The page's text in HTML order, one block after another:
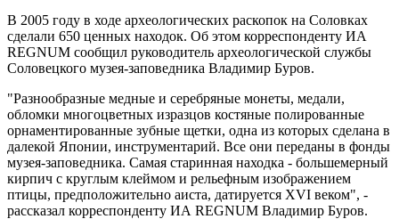
В 2005 году в ходе археологических раскопок на Соловках
сделали 650 ценных находок. Об этом корреспонденту ИА
REGNUM сообщил руководитель археологической службы
Соловецкого музея-заповедника Владимир Буров.
"Разнообразные медные и серебряные монеты, медали,
обломки многоцветных изразцов костяные полированные
орнаментированные зубные щетки, одна из которых сделана в
далекой Японии, инструментарий. Все они переданы в фонды
музея-заповедника. Самая старинная находка - большемерный
кирпич с круглым клеймом и рельефным изображением
птицы, предположительно аиста, датируется XVI веком", -
рассказал корреспонденту ИА REGNUM Владимир Буров.